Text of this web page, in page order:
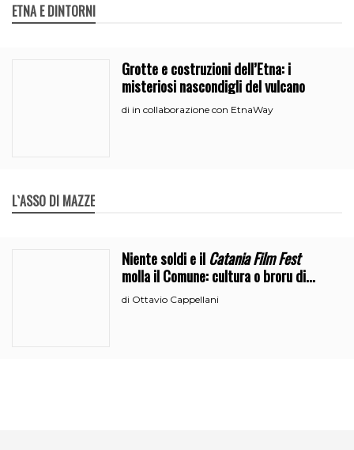
ETNA E DINTORNI
Grotte e costruzioni dell’Etna: i
misteriosi nascondigli del vulcano
di in collaborazione con EtnaWay
L`ASSO DI MAZZE
Niente soldi e ilCatania Film Fest
molla il Comune: cultura o broru di
ciciri?
di Ottavio Cappellani